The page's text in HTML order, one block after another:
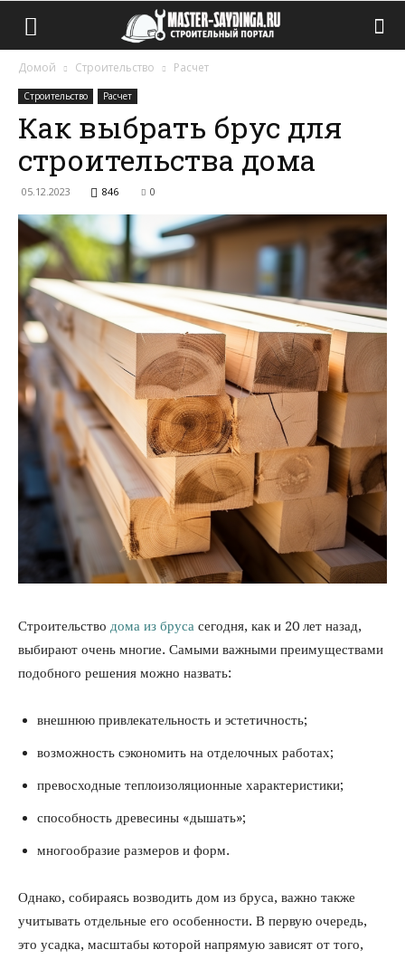
Домой Строительство Расчет
Строительство Расчет
Как выбрать брус для
строительства дома
05.12.2023 846 0
Строительство дома из бруса сегодня, как и 20 лет назад,
выбирают очень многие. Самыми важными преимуществами
подобного решения можно назвать:
внешнюю привлекательность и эстетичность;
возможность сэкономить на отделочных работах;
превосходные теплоизоляционные характеристики;
способность древесины «дышать»;
многообразие размеров и форм.
Однако, собираясь возводить дом из бруса, важно также
учитывать отдельные его особенности. В первую очередь,
это усадка, масштабы которой напрямую зависят от того,